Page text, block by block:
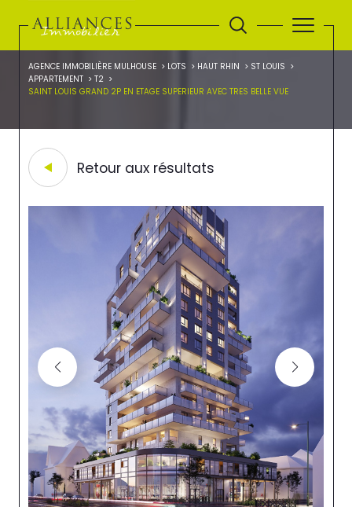
AGENCE IMMOBILIÈRE MULHOUSE LOTS HAUT RHIN
ST LOUIS
APPARTEMENT
T2
SAINT LOUIS GRAND 2P EN ETAGE SUPERIEUR AVEC TRES BELLE VUE
Retour aux résultats